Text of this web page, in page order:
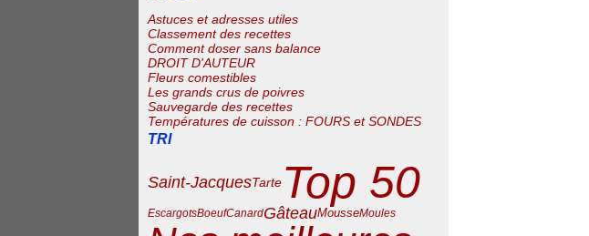
Astuces et adresses utiles
Classement des recettes
Comment doser sans balance
DROIT D'AUTEUR
Fleurs comestibles
Les grands crus de poivres
Sauvegarde des recettes
Températures de cuisson : FOURS et SONDES
TRI
Saint-JacquesTarte Top 50
EscargotsBoeufCanardGâteauMousseMoules